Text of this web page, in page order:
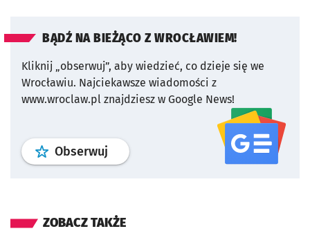
BĄDŹ NA BIEŻĄCO Z WROCŁAWIEM!
Kliknij „obserwuj”, aby wiedzieć, co dzieje się we
Wrocławiu. Najciekawsze wiadomości z
www.wroclaw.pl znajdziesz w Google News!
Obserwuj profil serwisu
ZOBACZ TAKŻE